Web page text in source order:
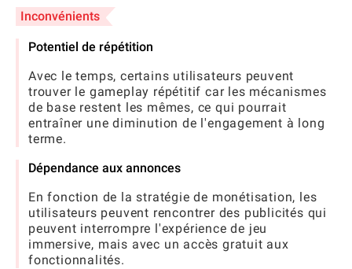
Inconvénients
Potentiel de répétition
Avec le temps, certains utilisateurs peuvent
trouver le gameplay répétitif car les mécanismes
de base restent les mêmes, ce qui pourrait
entraîner une diminution de l'engagement à long
terme.
Dépendance aux annonces
En fonction de la stratégie de monétisation, les
utilisateurs peuvent rencontrer des publicités qui
peuvent interrompre l'expérience de jeu
immersive, mais avec un accès gratuit aux
fonctionnalités.